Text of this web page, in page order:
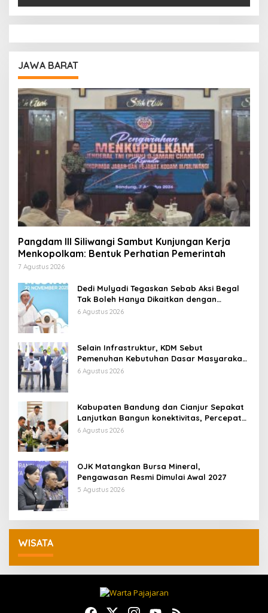
JAWA BARAT
Pangdam III Siliwangi Sambut Kunjungan Kerja
Menkopolkam: Bentuk Perhatian Pemerintah
7 Agustus 2026
Dedi Mulyadi Tegaskan Sebab Aksi Begal
Tak Boleh Hanya Dikaitkan dengan
Ekonomi
6 Agustus 2026
Selain Infrastruktur, KDM Sebut
Pemenuhan Kebutuhan Dasar Masyarakat
Jadi Fokus APBD Jabar 2027
6 Agustus 2026
Kabupaten Bandung dan Cianjur Sepakat
Lanjutkan Bangun konektivitas, Percepat
Pertumbuhan Ekonomi Daerah
6 Agustus 2026
OJK Matangkan Bursa Mineral,
Pengawasan Resmi Dimulai Awal 2027
5 Agustus 2026
WISATA